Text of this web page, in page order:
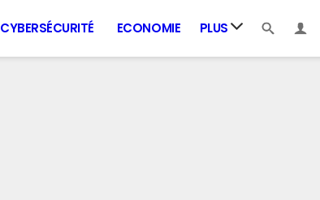
CYBERSÉCURITÉ ECONOMIE PLUS